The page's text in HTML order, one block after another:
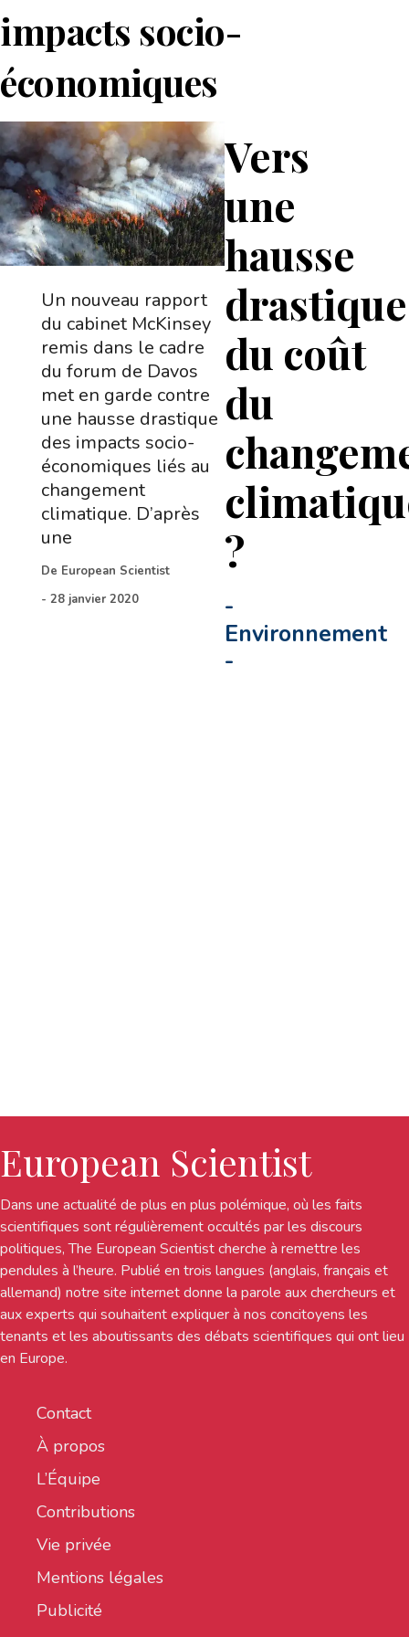
impacts socio-
économiques
Vers
une
hausse
drastique
du coût
du
?
-
Environnement
-
Un nouveau rapport
du cabinet McKinsey
remis dans le cadre
du forum de Davos
met en garde contre
une hausse drastique
des impacts socio-
économiques liés au
changement
climatique. D’après
une
De European Scientist
- 28 janvier 2020
European Scientist
Dans une actualité de plus en plus polémique, où les faits
scientifiques sont régulièrement occultés par les discours
politiques, The European Scientist cherche à remettre les
pendules à l’heure. Publié en trois langues (anglais, français et
allemand) notre site internet donne la parole aux chercheurs et
aux experts qui souhaitent expliquer à nos concitoyens les
tenants et les aboutissants des débats scientifiques qui ont lieu
en Europe.
Contact
À propos
L’Équipe
Contributions
Vie privée
Mentions légales
Publicité